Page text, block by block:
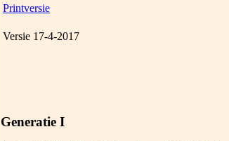
Printversie
Versie 17-4-2017
Generatie I